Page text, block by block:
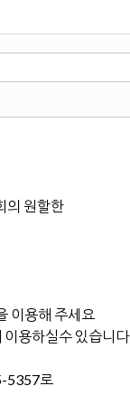
의 원할한
이용해 주세요
용하실수 있습니다
5357로